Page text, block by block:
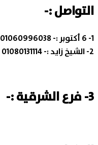
التواصل :-
1- 6 أكتوبر :-
01060996038
2- الشيخ زايد :-
01080131114
3- فرع الشرقية :-